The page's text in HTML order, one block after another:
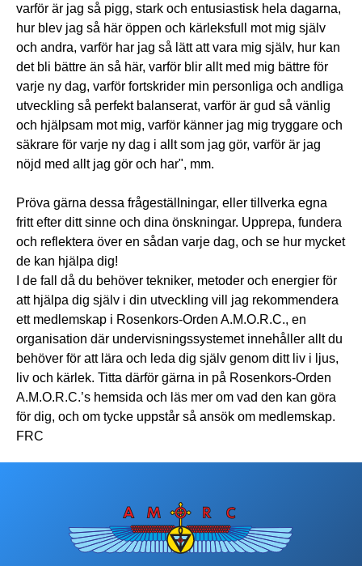
varför är jag så pigg, stark och entusiastisk hela dagarna,
hur blev jag så här öppen och kärleksfull mot mig själv
och andra, varför har jag så lätt att vara mig själv, hur kan
det bli bättre än så här, varför blir allt med mig bättre för
varje ny dag, varför fortskrider min personliga och andliga
utveckling så perfekt balanserat, varför är gud så vänlig
och hjälpsam mot mig, varför känner jag mig tryggare och
säkrare för varje ny dag i allt som jag gör, varför är jag
nöjd med allt jag gör och har", mm.
Pröva gärna dessa frågeställningar, eller tillverka egna
fritt efter ditt sinne och dina önskningar. Upprepa, fundera
och reflektera över en sådan varje dag, och se hur mycket
de kan hjälpa dig!
I de fall då du behöver tekniker, metoder och energier för
att hjälpa dig själv i din utveckling vill jag rekommendera
ett medlemskap i Rosenkors-Orden A.M.O.R.C., en
organisation där undervisningssystemet innehåller allt du
behöver för att lära och leda dig själv genom ditt liv i ljus,
liv och kärlek. Titta därför gärna in på Rosenkors-Orden
A.M.O.R.C.’s hemsida och läs mer om vad den kan göra
för dig, och om tycke uppstår så ansök om medlemskap.
FRC